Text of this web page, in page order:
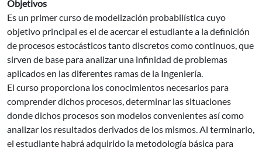
Objetivos
Es un primer curso de modelización probabilística cuyo
objetivo principal es el de acercar el estudiante a la definición
de procesos estocásticos tanto discretos como continuos, que
sirven de base para analizar una infinidad de problemas
aplicados en las diferentes ramas de la Ingeniería.
El curso proporciona los conocimientos necesarios para
comprender dichos procesos, determinar las situaciones
donde dichos procesos son modelos convenientes así como
analizar los resultados derivados de los mismos. Al terminarlo,
el estudiante habrá adquirido la metodología básica para